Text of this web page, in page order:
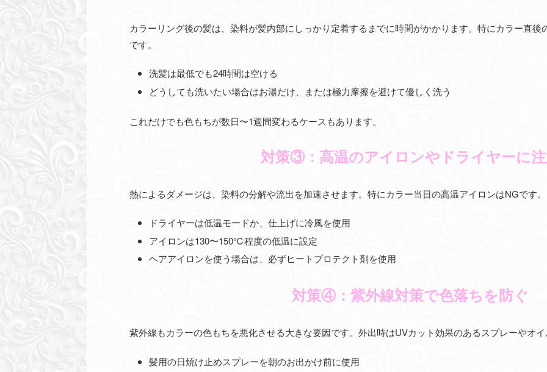
カラーリング後の髪は、染料が髪内部にしっかり定着するまでに時間がかかります。特にカラー直
です。
洗髪は最低でも24時間は空ける
どうしても洗いたい場合はお湯だけ、または極力摩擦を避けて優しく洗う
これだけでも色もちが数日〜1週間変わるケースもあります。
対策③：高温のアイロンやドライヤーに
熱によるダメージは、染料の分解や流出を加速させます。特にカラー当日の高温アイロンはNGです。
ドライヤーは低温モードか、仕上げに冷風を使用
アイロンは130〜150℃程度の低温に設定
ヘアアイロンを使う場合は、必ずヒートプロテクト剤を使用
対策④：紫外線対策で色落ちを防ぐ
紫外線もカラーの色もちを悪化させる大きな要因です。外出時はUVカット効果のあるスプレーやオ
髪用の日焼け止めスプレーを朝のお出かけ前に使用